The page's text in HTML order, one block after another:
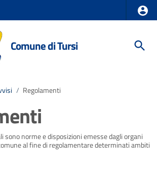
Comune di Tursi
/ Regolamenti
notizia
sono norme e disposizioni emesse dagli organi
al fine di regolamentare determinati ambiti